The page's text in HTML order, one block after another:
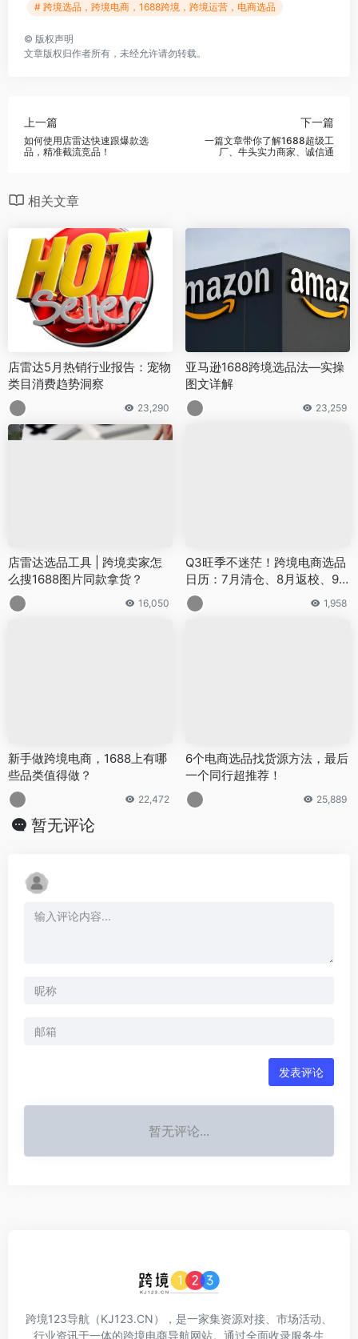
# 跨境选品，跨境电商，1688跨境，跨境运营，电商选品
© 版权声明
文章版权归作者所有，未经允许请勿转载。
上一篇
如何使用店雷达快速跟爆款选
品，精准截流竞品！
下一篇
一篇文章带你了解1688超级工
厂、牛头实力商家、诚信通
相关文章
店雷达5月热销行业报告：宠物
类目消费趋势洞察
23,290
亚马逊1688跨境选品法—实操
图文详解
23,259
店雷达选品工具 | 跨境卖家怎
么搜1688图片同款拿货？
16,050
Q3旺季不迷茫！跨境电商选品
日历：7月清仓、8月返校、9
月万圣
1,958
新手做跨境电商，1688上有哪
些品类值得做？
22,472
6个电商选品找货源方法，最后
一个同行超推荐！
25,889
暂无评论
发表评论
暂无评论...
跨境123导航（KJ123.CN），是一家集资源对接、市场活动、
行业资讯于一体的跨境电商导航网站。通过全面收录服务生